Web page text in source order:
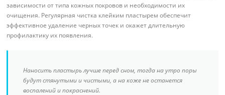
зависимости от типа кожных покровов и необходимости их
очищения. Регулярная чистка клейким пластырем обеспечит
эффективное удаление черных точек и окажет длительную
профилактику их появления.
Наносить пластырь лучше перед сном, тогда на утро поры
будут стянутыми и чистыми, а на коже не останется
воспалений и покраснений.